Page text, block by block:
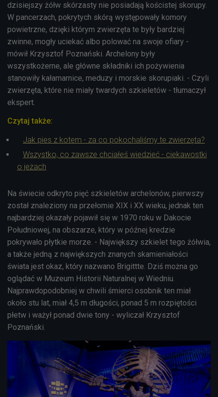
dzisiejszy żółw skórzasty nie posiadają kościstej skorupy.
W pancerzach, pokrytych skórą występowały komory
powietrzne, dzięki którym zwierzęta te były bardziej
zwinne, mogły uciekać albo polować na swoje ofiary -
mówił Krzysztof Poznański. Archelony były
wszystkożerne, ale główne składniki ich pożywienia
stanowiły kałamarnice, meduzy i morskie skorupiaki. - Czyli
zwierzęta, które nie miały twardych szkieletów - tłumaczył
ekspert.
Czytaj także:
Jak pies z kotem - za co pokochaliśmy te zwierzęta?
Wszystko, co zawsze chciałeś wiedzieć - ciekawostki
o jeżach
Na świecie odkryto pięć szkieletów archelonów, pierwszy
został znaleziony na przełomie XIX i XX wieku, jednak ten
najbardziej okazały pojawił się w 1970 roku w Dakocie
Południowej, na obszarze, który w późnej kredzie
pokrywało płytkie morze. - Największy szkielet tego żółwia,
a także jedną z największych znanych skamieniałości
świata jest okaz, który nazwano Brigittte. Dziś można go
oglądać w Muzeum Historii Naturalnej w Wiedniu.
Najprawdopodobniej w chwili śmierci osobnik ten miał
około stu lat, miał 4,5 m długości, ponad 5 m rozpiętości
płetw i ważył ponad dwie tony - wyliczał Krzysztof
Poznański.